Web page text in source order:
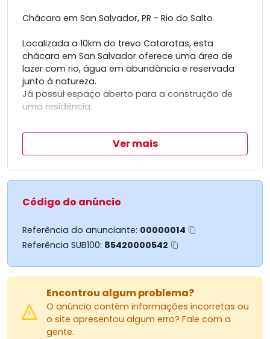
Chácara em San Salvador, PR - Rio do Salto
Localizada a 10km do trevo Cataratas, esta
chácara em San Salvador oferece uma área de
lazer com rio, água em abundância e reservada
junto à natureza.
Já possui espaço aberto para a construção de
uma residência.
FRF saida para Curitiba, entrar à direita na próxima
entrada após a baixada e percorrer 1.800m da PR
180.
Aproveite essa oportunidade de viver em um local
tranquilo e rodeado pela natureza.
Ver mais
Código do anúncio
Referência do anunciante: 00000014
Referência SUB100: 85420000542
Encontrou algum problema?
O anúncio contém informações incorretas ou
o site apresentou algum erro? Fale com a
gente.